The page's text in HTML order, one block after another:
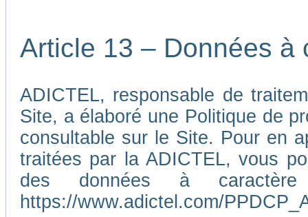
Article 13 – Données à
ADICTEL, responsable de
Site, a élaboré une Politique de
consultable sur le Site. Pour en
traitées par la ADICTEL, vous
des données à caractère
https://www.adictel.com/